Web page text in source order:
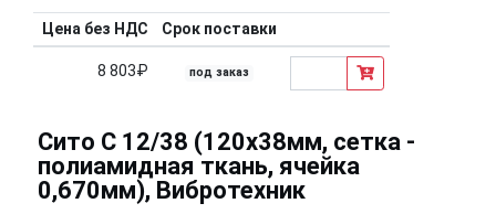
Цена без НДС Срок поставки
8 803₽ под заказ
Сито С 12/38 (120х38мм, сетка -
полиамидная ткань, ячейка
0,670мм), Вибротехник